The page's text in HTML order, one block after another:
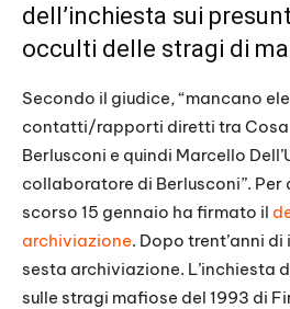
dell’inchiesta sui
occulti delle stragi di
Secondo il giudice, “mancano
contatti/rapporti diretti tra Cosa
Berlusconi e quindi Marcello
collaboratore di Berlusconi”.
scorso 15 gennaio ha firmato il
archiviazione. Dopo trent’anni
sesta archiviazione. L’inchiesta
sulle stragi mafiose del 1993 di